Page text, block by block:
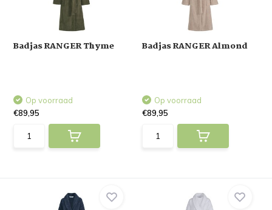
Badjas RANGER Thyme
Op voorraad
€89,95
Badjas RANGER Almond
Op voorraad
€89,95